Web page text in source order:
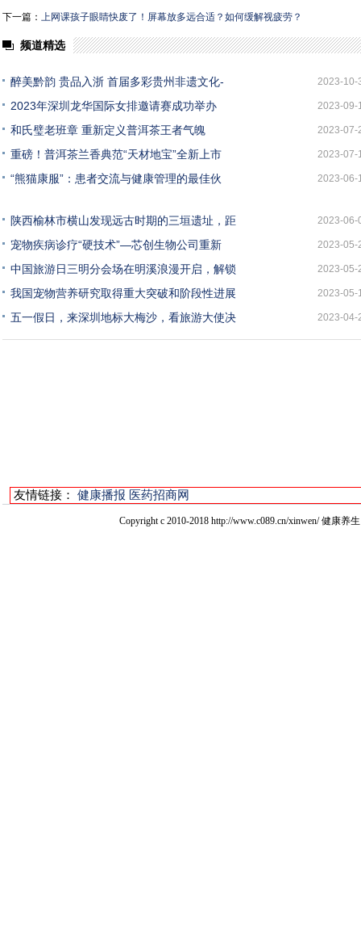
下一篇： 上网课孩子眼睛快废了！屏幕放多远合适？如何缓解视疲劳？
频道精选
醉美黔韵 贵品入浙 首届多彩贵州非遗文化- 2023-10-
2023年深圳龙华国际女排邀请赛成功举办 2023-09-
和氏璧老班章 重新定义普洱茶王者气魄 2023-07-
重磅！普洱茶兰香典范“天材地宝”全新上市 2023-07-
“熊猫康服”：患者交流与健康管理的最佳伙 2023-06-
陕西榆林市横山发现远古时期的三垣遗址，距 2023-06-
宠物疾病诊疗“硬技术”—芯创生物公司重新 2023-05-
中国旅游日三明分会场在明溪浪漫开启，解锁 2023-05-
我国宠物营养研究取得重大突破和阶段性进展 2023-05-
五一假日，来深圳地标大梅沙，看旅游大使决 2023-04-
友情链接： 健康播报 医药招商网
Copyright c 2010-2018 http://www.c089.cn/xinwen/ 健康